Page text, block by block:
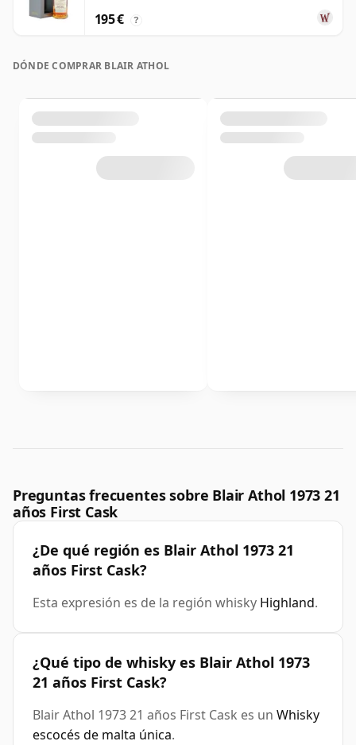
195 € ?
DÓNDE COMPRAR BLAIR ATHOL
Preguntas frecuentes sobre Blair Athol 1973 21
años First Cask
¿De qué región es Blair Athol 1973 21
años First Cask?
Esta expresión es de la región whisky Highland.
¿Qué tipo de whisky es Blair Athol 1973
21 años First Cask?
Blair Athol 1973 21 años First Cask es un Whisky
escocés de malta única.